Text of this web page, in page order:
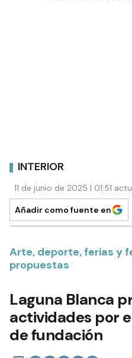
INTERIOR
11 de junio de 2025 | 01:51
Añadir como fuente en
Arte, deporte, ferias y
propuestas
Laguna Blanca
actividades por
de fundación